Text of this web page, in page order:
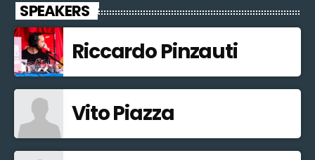
SPEAKERS
Riccardo Pinzauti
Vito Piazza